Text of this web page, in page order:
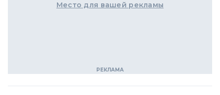
Место для вашей рекламы